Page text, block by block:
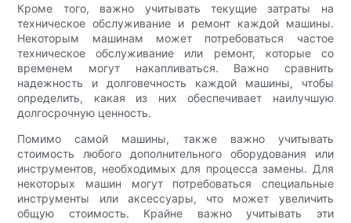
Кроме того, важно учитывать текущие затраты на
техническое обслуживание и ремонт каждой машины.
Некоторым машинам может потребоваться частое
техническое обслуживание или ремонт, которые со
временем могут накапливаться. Важно сравнить
надежность и долговечность каждой машины, чтобы
определить, какая из них обеспечивает наилучшую
долгосрочную ценность.
Помимо самой машины, также важно учитывать
стоимость любого дополнительного оборудования или
инструментов, необходимых для процесса замены. Для
некоторых машин могут потребоваться специальные
инструменты или аксессуары, что может увеличить
общую стоимость. Крайне важно учитывать эти